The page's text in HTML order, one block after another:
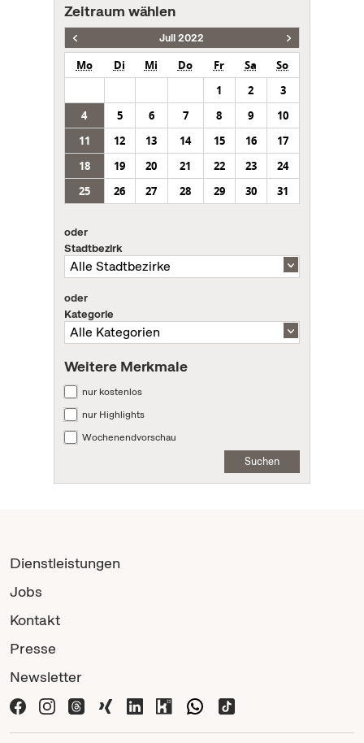
Zeitraum wählen
Juli 2022
Mo Di Mi Do Fr Sa
So
1
2
3
4
5 6 7 8 9
10
11
12 13 14 15 16
17
18
19 20 21 22 23
24
25
26 27 28 29 30 31
oder
Stadtbezirk
oder
Kategorie
Weitere Merkmale
nur kostenlos
nur Highlights
Wochenendvorschau
Suchen
Dienstleistungen
Jobs
Kontakt
Presse
Newsletter